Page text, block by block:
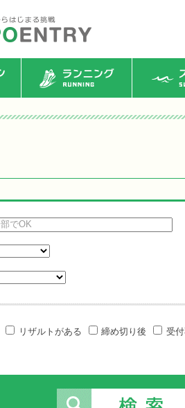
ランニング ス
リザルトがある 締め切り後 受